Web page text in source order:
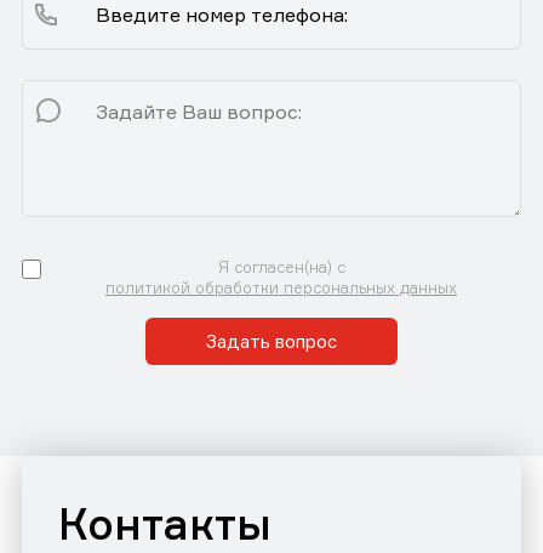
Я согласен(на) с
политикой обработки персональных данных
Задать вопрос
Контакты